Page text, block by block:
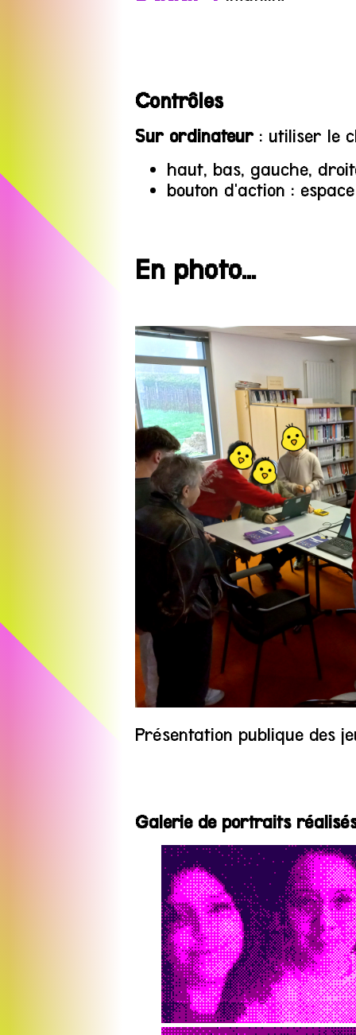
Contrôles
Sur ordinateur : utiliser le
haut, bas, gauche,
bouton d'action : espace
En photo...
Présentation publique des
Galerie de portraits